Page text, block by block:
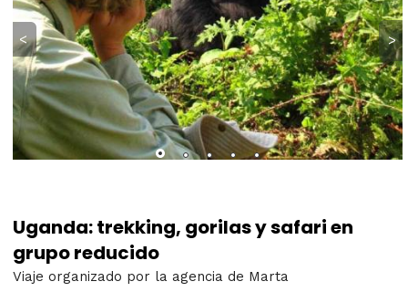
< >
Uganda: trekking, gorilas y safari en
grupo reducido
Viaje organizado por la agencia de Marta